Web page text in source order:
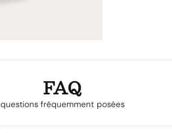
FAQ
questions fréquemment posées